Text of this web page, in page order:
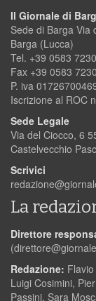
Il Giornale di
Sede di Barga Via
Barga (Lucca)
Tel. +39 0583
Fax +39 0583
P. iva
Iscrizione al ROC
Sede Legale
Via del Ciocco, 6
Castelvecchio
Scrivici
La
Direttore
(
Redazione:
Luigi Cosimini,
Passini, Sara